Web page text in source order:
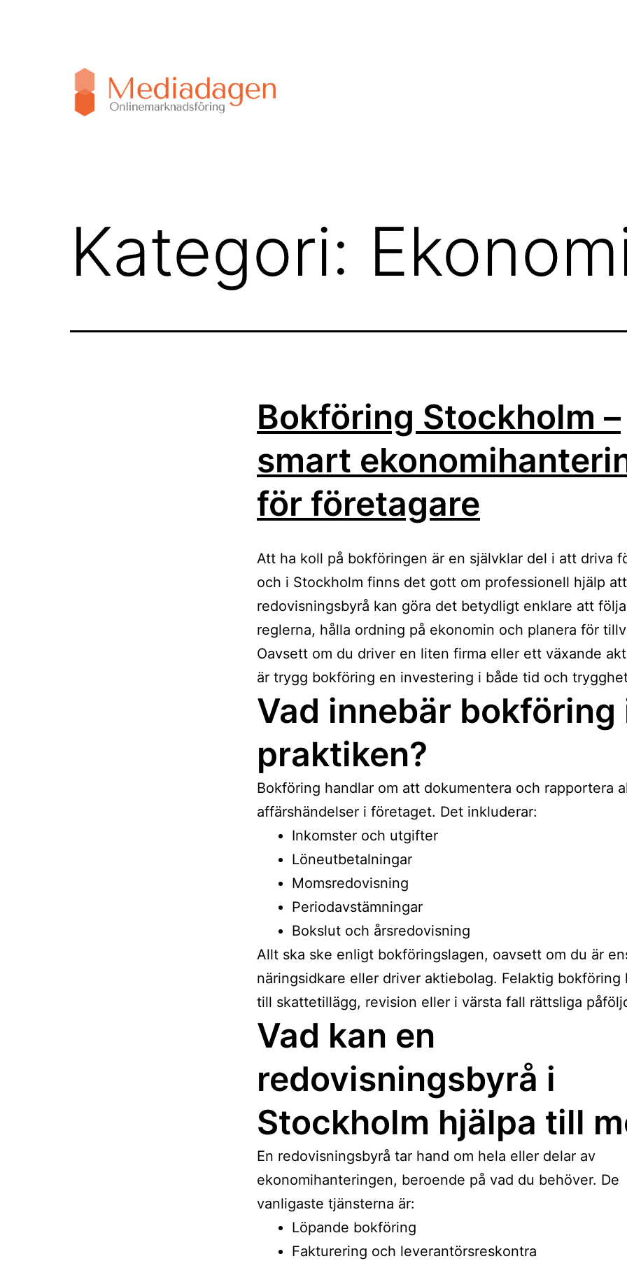
Kategori:
Bokföring Stockholm –
smart
för företagare
Att ha koll på bokföringen är en självklar del i att driva
och i Stockholm finns det gott om professionell hjälp
redovisningsbyrå kan göra det betydligt enklare att följa
reglerna, hålla ordning på ekonomin och planera för
Oavsett om du driver en liten firma eller ett växande
är trygg bokföring en investering i både tid och
Vad innebär bokföring
praktiken?
Bokföring handlar om att dokumentera och rapportera
affärshändelser i företaget. Det inkluderar:
Inkomster och utgifter
Löneutbetalningar
Momsredovisning
Periodavstämningar
Bokslut och årsredovisning
Allt ska ske enligt bokföringslagen, oavsett om du är
näringsidkare eller driver aktiebolag. Felaktig bokföring
till skattetillägg, revision eller i värsta fall rättsliga
Vad kan en
redovisningsbyrå i
Stockholm hjälpa till
En redovisningsbyrå tar hand om hela eller delar av
ekonomihanteringen, beroende på vad du behöver. De
vanligaste tjänsterna är:
Löpande bokföring
Fakturering och leverantörsreskontra